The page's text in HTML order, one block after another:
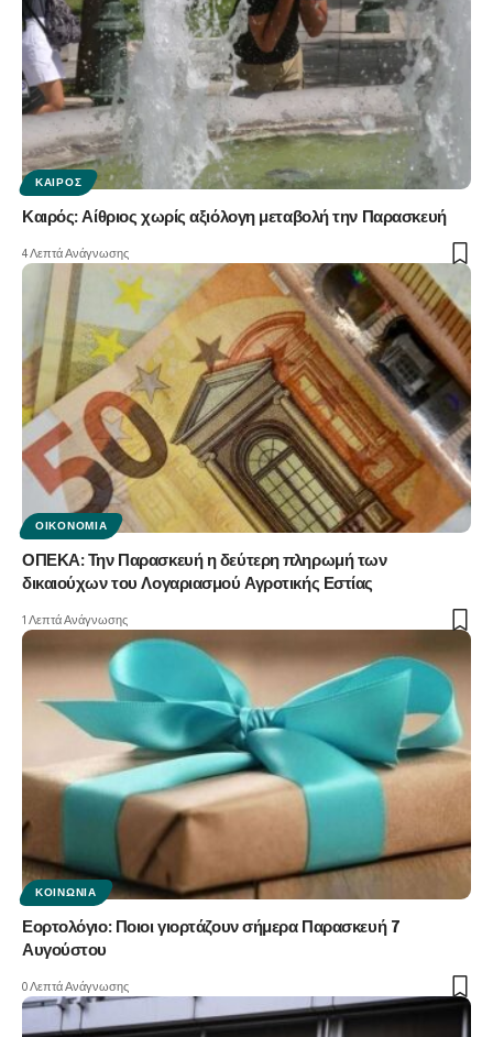
ΚΑΙΡΌΣ
Καιρός: Αίθριος χωρίς αξιόλογη μεταβολή την Παρασκευή
4 Λεπτά Ανάγνωσης
ΟΙΚΟΝΟΜΊΑ
ΟΠΕΚΑ: Την Παρασκευή η δεύτερη πληρωμή των
δικαιούχων του Λογαριασμού Αγροτικής Εστίας
1 Λεπτά Ανάγνωσης
ΚΟΙΝΩΝΊΑ
Εορτολόγιο: Ποιοι γιορτάζουν σήμερα Παρασκευή 7
Αυγούστου
0 Λεπτά Ανάγνωσης